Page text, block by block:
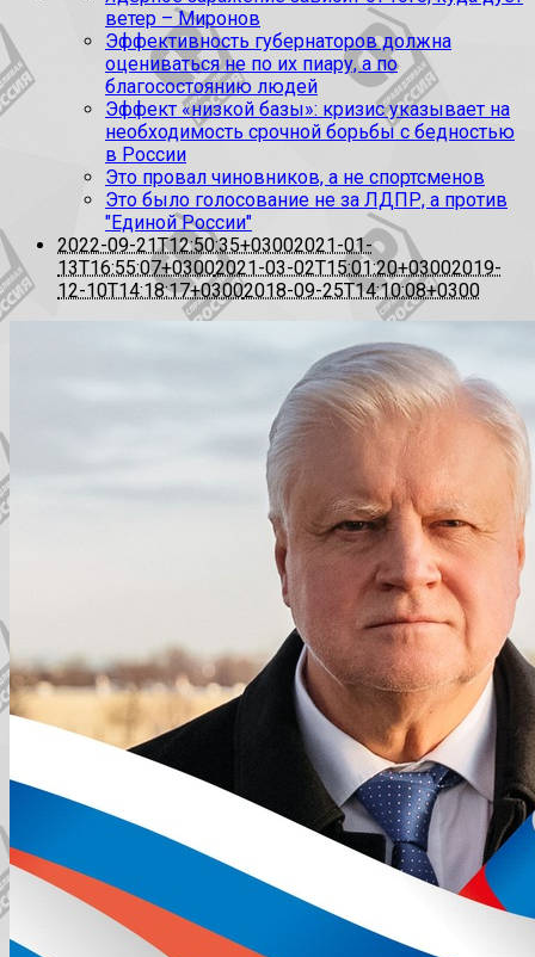
ветер – Миронов
Эффективность губернаторов должна
оцениваться не по их пиару, а по
благосостоянию людей
Эффект «низкой базы»: кризис указывает на
необходимость срочной борьбы с бедностью
в России
Это провал чиновников, а не спортсменов
Это было голосование не за ЛДПР, а против
"Единой России"
2022-09-21T12:50:35+03002021-01-
13T16:55:07+03002021-03-02T15:01:20+03002019-
12-10T14:18:17+03002018-09-25T14:10:08+0300